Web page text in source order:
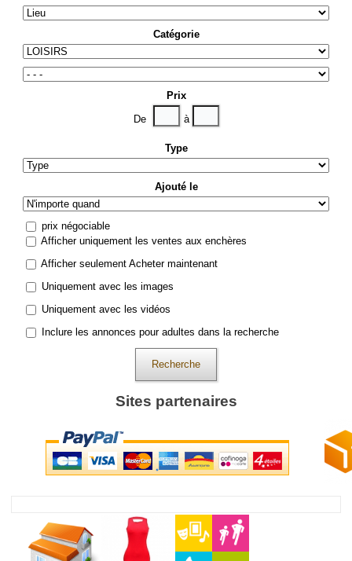
Catégorie
Prix
De
à
Type
Ajouté le
prix négociable
Afficher uniquement les ventes aux enchères
Afficher seulement Acheter maintenant
Uniquement avec les images
Uniquement avec les vidéos
Inclure les annonces pour adultes dans la recherche
Recherche
Sites partenaires